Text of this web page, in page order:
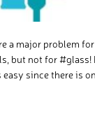
a major problem
but not for #glass!
since there is
don’t just